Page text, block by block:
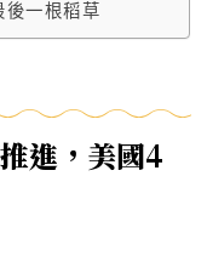
一根稻草
進，美國4